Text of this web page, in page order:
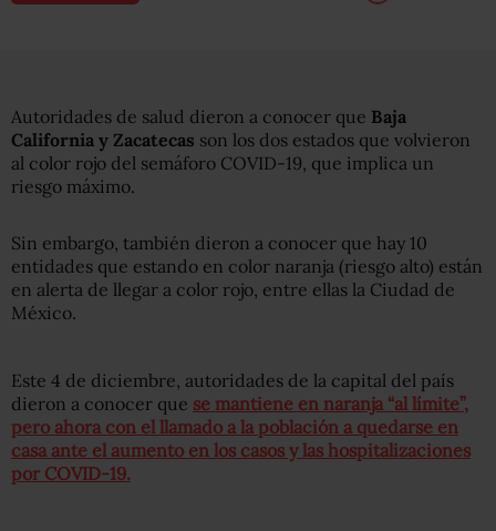
Autoridades de salud dieron a conocer que Baja
California y Zacatecas son los dos estados que volvieron
al color rojo del semáforo COVID-19, que implica un
riesgo máximo.
Sin embargo, también dieron a conocer que hay 10
entidades que estando en color naranja (riesgo alto) están
en alerta de llegar a color rojo, entre ellas la Ciudad de
México.
Este 4 de diciembre, autoridades de la capital del país
dieron a conocer que se mantiene en naranja “al límite”,
pero ahora con el llamado a la población a quedarse en
casa ante el aumento en los casos y las hospitalizaciones
por COVID-19.